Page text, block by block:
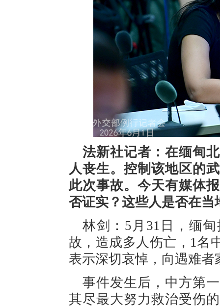
法新社记者：在缅甸
人丧生。控制该地区的
此次事故。今天有媒体
否证实？这些人是否在当
林剑：5月31日，缅
故，造成多人伤亡，1名
表示深切哀悼，向遇难
事件发生后，中方第
其尽最大努力救治受伤